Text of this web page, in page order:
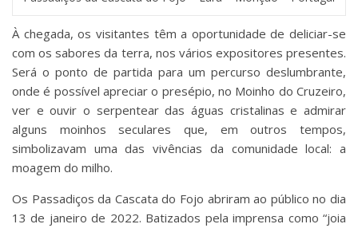
À chegada, os visitantes têm a oportunidade de deliciar-se
com os sabores da terra, nos vários expositores presentes.
Será o ponto de partida para um percurso deslumbrante,
onde é possível apreciar o presépio, no Moinho do Cruzeiro,
ver e ouvir o serpentear das águas cristalinas e admirar
alguns moinhos seculares que, em outros tempos,
simbolizavam uma das vivências da comunidade local: a
moagem do milho.
Os Passadiços da Cascata do Fojo abriram ao público no dia
13 de janeiro de 2022. Batizados pela imprensa como “joia